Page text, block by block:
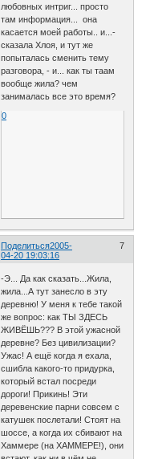
любовных интриг... просто
там информация... она
касается моей работы.. и...-
сказала Хлоя, и тут же
попыталась сменить тему
разговора, - и... как ты таам
вообще жила? чем
занималась все это время?
0
Поделиться 7
2005-
04-20 19:03:16
-Э... Да как сказать...Жила,
жила...А тут занесло в эту
деревню! У меня к тебе такой
же вопрос: как ТЫ ЗДЕСЬ
ЖИВЁШЬ??? В этой ужасной
деревне? Без цивилизации?
Ужас! А ещё когда я ехала,
сшибла какого-то придурка,
который встал посреди
дороги! Прикинь! Эти
деревенские парни совсем с
катушек послетали! Стоят на
шоссе, а когда их сбивают на
Хаммере (на ХАММЕРЕ!), они